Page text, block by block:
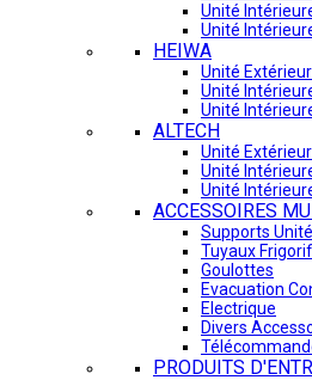
Unité
Unité
HEIWA
Unité
Unité
Unité
ALTECH
Unité
Unité
Unité
ACCESSOIRES
Supports
Tuyaux
Goulottes
Evacuation
Electrique
Divers
PRODUITS